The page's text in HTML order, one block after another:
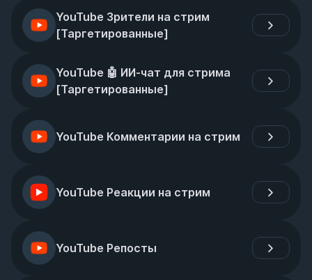
YouTube Зрители на стрим
[Таргетированные]
YouTube 🤖 ИИ-чат для стрима
[Таргетированные]
YouTube Комментарии на стрим
YouTube Реакции на стрим
YouTube Репосты